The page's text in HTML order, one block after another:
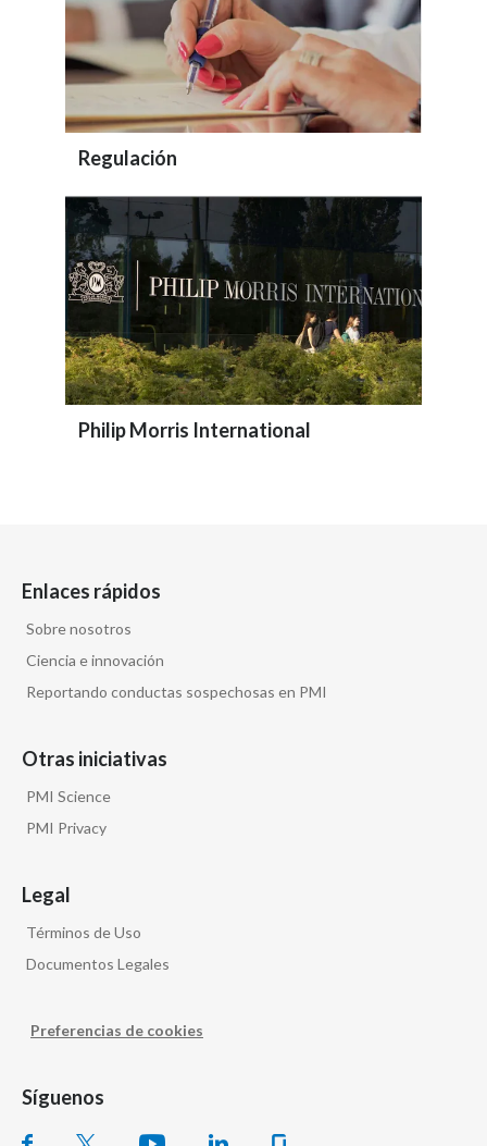
Regulación
Philip Morris International
Enlaces rápidos
Sobre nosotros
Ciencia e innovación
Reportando conductas sospechosas en PMI
Otras iniciativas
PMI Science
PMI Privacy
Legal
Términos de Uso
Documentos Legales
Preferencias de cookies
Síguenos